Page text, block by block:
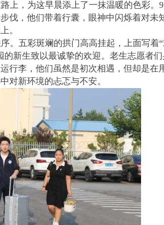
上，为这早晨添上了一抹温暖的色彩。9
伐，他们带着行囊，眼神中闪烁着对未
。
。五彩斑斓的拱门高高挂起，上面写着“
新生致以最诚挚的欢迎。老生志愿者
行李，他们虽然是初次相遇，但却是在
对新环境的忐忑与不安。